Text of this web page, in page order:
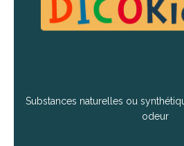
Substances naturelles ou
odeur